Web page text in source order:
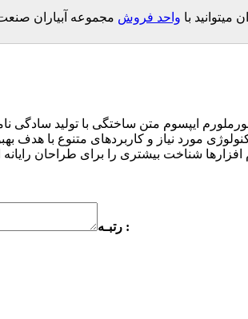
با واحد فروش مجموعه آبیاران
ایپسوم متن ساختگی با تولید
مورد نیاز و کاربردهای متنوع با هدف
رتبـه :